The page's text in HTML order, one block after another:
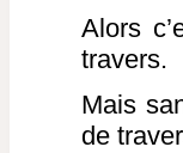
Alors
travers.
Mais
de